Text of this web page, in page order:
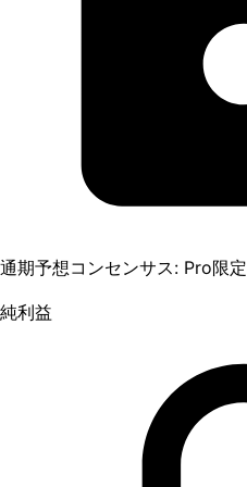
通期予想コンセンサス: Pro限定
純利益